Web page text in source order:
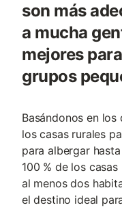
son más
a mucha
mejores
grupos
Basándonos en
los casas rurales
para albergar
100 % de los
al menos dos
el destino ideal